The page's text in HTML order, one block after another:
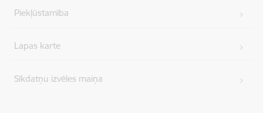
Piekļūstamība
Lapas karte
Sīkdatņu izvēles maiņa